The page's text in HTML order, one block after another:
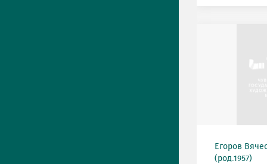
Егоров
(род.1957)